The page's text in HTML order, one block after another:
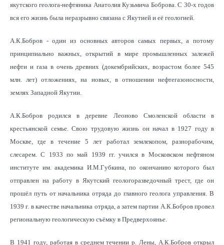
якутского геолога-нефтяника Анатолия Кузьмича Боброва. С 30-х годов
вся его жизнь была неразрывно связана с Якутией и её геологией.
А.К.Бобров - один из основных авторов самых первых, а потому
принципиально важных, открытий в мире промышленных залежей
нефти и газа в очень древних (докембрийских, возрастом более 545
млн. лет) отложениях, на новых, в отношении нефтегазоносности,
землях Западной Якутии.
А.К.Бобров родился в деревне Леоново Смоленской области в
крестьянской семье. Свою трудовую жизнь он начал в 1927 году в
Москве, где в течение 5 лет работал землекопом, разнорабочим,
слесарем. С 1933 по май 1939 гг. учился в Московском нефтяном
институте им. академика И.М.Губкина, по окончанию которого был
отправлен на работу в Якутский геологоразведочный трест, где он
прошёл путь от начальника отряда до главного геолога управления. В
1939 г. в качестве начальника отряда, а затем партии А.К.Бобров провел
региональную геологическую съёмку в Предверхоянье.
В 1941 году, работая в среднем течении р. Лены, А.К.Бобров открыл